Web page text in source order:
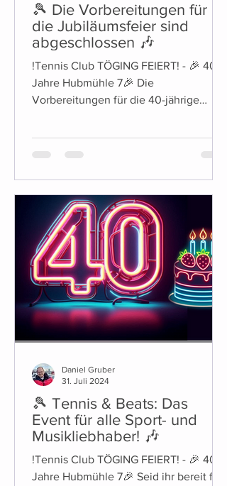
🎾 Die Vorbereitungen für
die Jubiläumsfeier sind
abgeschlossen 🎶
!Tennis Club TÖGING FEIERT! - 🎉 40
Jahre Hubmühle 7🎉 Die
Vorbereitungen für die 40-jährige
🎾 Tennis & Beats: Das
Event für alle Sport- und
Musikliebhaber! 🎶
!Tennis Club TÖGING FEIERT! - 🎉 40
Jahre Hubmühle 7🎉 Seid ihr bereit für
Daniel Gruber
31. Juli 2024